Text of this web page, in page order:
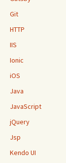
Git
HTTP
IIS
Ionic
iOS
Java
JavaScript
jQuery
Jsp
Kendo UI